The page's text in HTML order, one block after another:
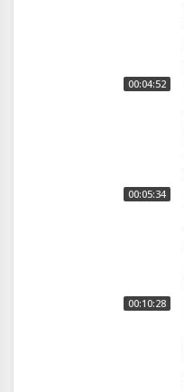
00:04:52
00:05:34
00:10:28